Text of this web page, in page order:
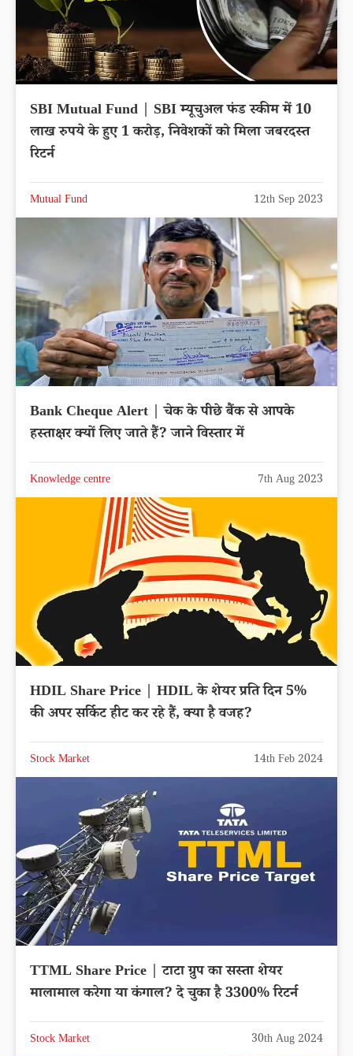
SBI Mutual Fund | SBI म्यूचुअल फंड स्कीम में 10
लाख रुपये के हुए 1 करोड़, निवेशकों को मिला जबरदस्त
रिटर्न
Mutual Fund 12th Sep 2023
Bank Cheque Alert | चेक के पीछे बैंक से आपके
हस्ताक्षर क्यों लिए जाते हैं? जाने विस्तार में
Knowledge centre 7th Aug 2023
HDIL Share Price | HDIL के शेयर प्रति दिन 5%
की अपर सर्किट हीट कर रहे हैं, क्या है वजह?
Stock Market 14th Feb 2024
TTML Share Price | टाटा ग्रुप का सस्ता शेयर
मालामाल करेगा या कंगाल? दे चुका है 3300% रिटर्न
Stock Market 30th Aug 2024